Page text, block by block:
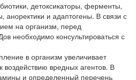
детоксикаторы, ферменты,
аноректики и адаптогены. В связи с
на организм, перед
необходимо консультироваться с
в организм увеличивает
воздействию вредных агентов. В
и определенный перечень